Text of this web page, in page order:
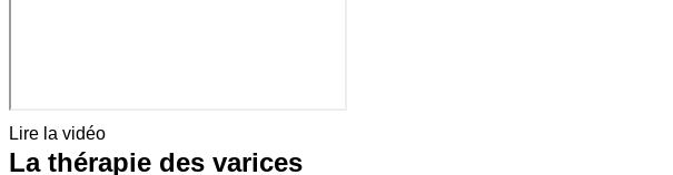
Lire la vidéo
La thérapie des varices